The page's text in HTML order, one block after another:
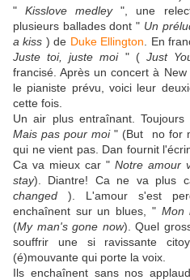
"Kisslove medley", une
plusieurs ballades dont " Un
a kiss ) de Duke Ellington . En
Juste toi, juste moi " ( Just
francisé. Après un concert à
le pianiste prévu, voici leur
cette fois.
Un air plus entraînant.
Mais pas pour moi" (But no for
qui ne vient pas. Dan fournit
Ca va mieux car " Notre amour
stay). Diantre! Ca ne va plus
changed ). L'amour s'est
enchaînent sur un blues, " Mon
(My man's gone now). Quel
souffrir une si ravissante
(é)mouvante qui porte la voix.
Ils enchaînent sans nos